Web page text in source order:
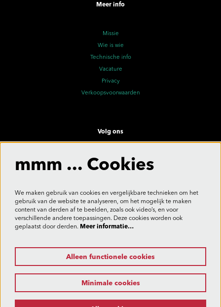
Meer info
Missie
Wie is wie
Technische info
Vacature
Privacy
Verkoopsvoorwaarden
Volg ons
Aanmelden
Deze site wordt beschermd door reCAPTCHA, dataverwerking gebeurt in overeenstemming met de
mmm ... Cookies
We maken gebruik van cookies en vergelijkbare technieken om het
gebruik van de website te analyseren, om het mogelijk te maken
content van derden af te beelden, zoals ook video’s, en voor
verschillende andere toepassingen. Deze cookies worden ook
geplaatst door derden. Meer informatie…
Alleen functionele cookies
Minimale cookies